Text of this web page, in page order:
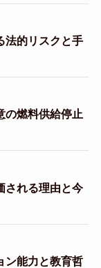
法的リスクと手
の燃料供給停止
される理由と今
ン能力と教育哲